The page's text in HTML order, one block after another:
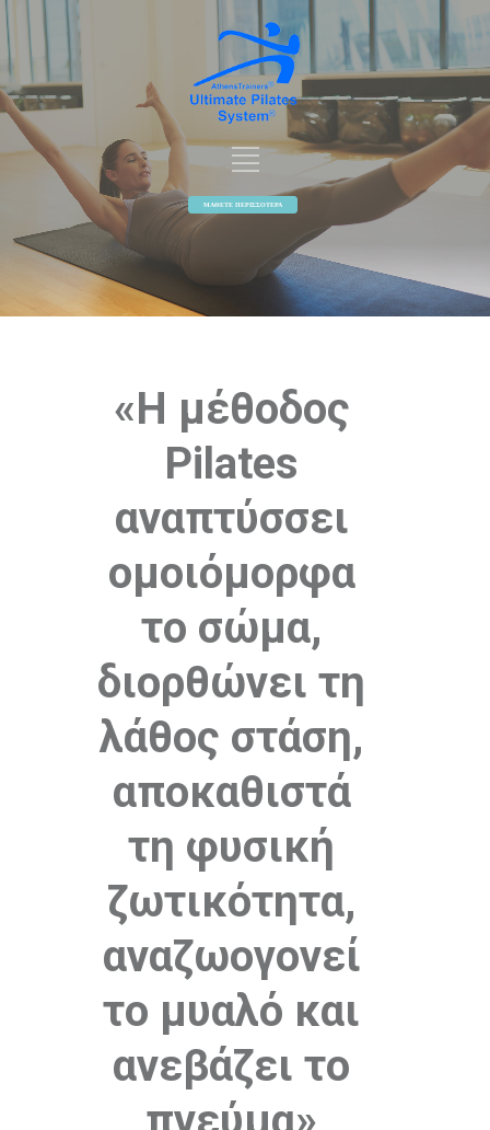
ΜΑΘΕΤΕ ΠΕΡΙΣΣΟΤΕΡΑ
«Η μέθοδος
Pilates
αναπτύσσει
ομοιόμορφα
το σώμα,
διορθώνει τη
λάθος στάση,
αποκαθιστά
τη φυσική
ζωτικότητα,
αναζωογονεί
το μυαλό και
ανεβάζει το